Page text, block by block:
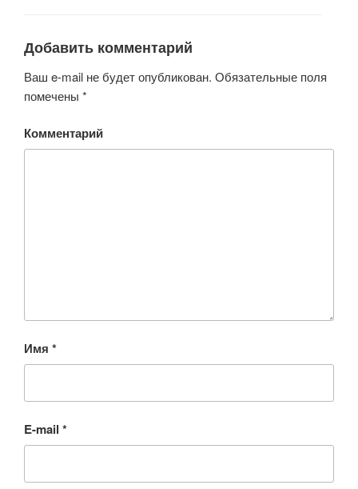
Добавить комментарий
Ваш e-mail не будет опубликован. Обязательные поля
помечены *
Комментарий
Имя *
E-mail *